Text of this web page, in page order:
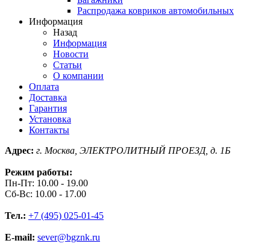
Распродажа ковриков автомобильных
Информация
Назад
Информация
Новости
Статьи
О компании
Оплата
Доставка
Гарантия
Установка
Контакты
Адрес: г. Москва, ЭЛЕКТРОЛИТНЫЙ ПРОЕЗД, д. 1Б
Режим работы:
Пн-Пт: 10.00 - 19.00
Сб-Вс: 10.00 - 17.00
Тел.: +7 (495) 025-01-45
E-mail: sever@bgznk.ru